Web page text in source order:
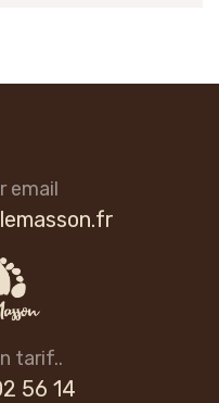
email
tarif..
56 14